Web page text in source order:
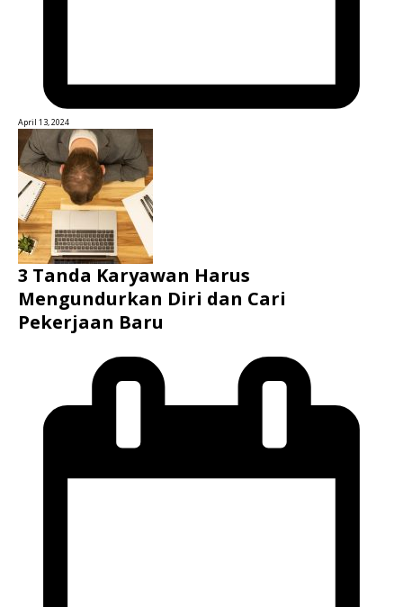
April 13, 2024
3 Tanda Karyawan Harus
Mengundurkan Diri dan Cari
Pekerjaan Baru